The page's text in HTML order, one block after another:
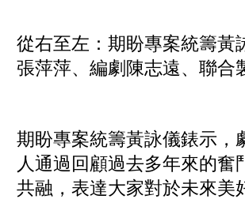
從右至左：期盼專案統籌黃
張萍萍、編劇陳志遠、聯合
期盼專案統籌黃詠儀錶示，
人通過回顧過去多年來的
共融，表達大家對於未來美